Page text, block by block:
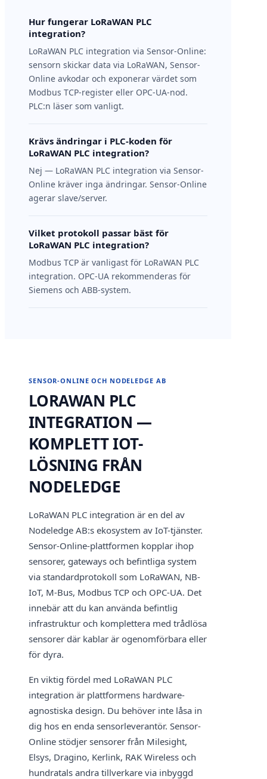
Hur fungerar LoRaWAN PLC
integration?
LoRaWAN PLC integration via Sensor-Online:
sensorn skickar data via LoRaWAN, Sensor-
Online avkodar och exponerar värdet som
Modbus TCP-register eller OPC-UA-nod.
PLC:n läser som vanligt.
Krävs ändringar i PLC-koden för
LoRaWAN PLC integration?
Nej — LoRaWAN PLC integration via Sensor-
Online kräver inga ändringar. Sensor-Online
agerar slave/server.
Vilket protokoll passar bäst för
LoRaWAN PLC integration?
Modbus TCP är vanligast för LoRaWAN PLC
integration. OPC-UA rekommenderas för
Siemens och ABB-system.
SENSOR-ONLINE OCH NODELEDGE AB
LORAWAN PLC
INTEGRATION —
KOMPLETT IOT-
LÖSNING FRÅN
NODELEDGE
LoRaWAN PLC integration är en del av
Nodeledge AB:s ekosystem av IoT-tjänster.
Sensor-Online-plattformen kopplar ihop
sensorer, gateways och befintliga system
via standardprotokoll som LoRaWAN, NB-
IoT, M-Bus, Modbus TCP och OPC-UA. Det
innebär att du kan använda befintlig
infrastruktur och komplettera med trådlösa
sensorer där kablar är ogenomförbara eller
för dyra.
En viktig fördel med LoRaWAN PLC
integration är plattformens hardware-
agnostiska design. Du behöver inte låsa in
dig hos en enda sensorleverantör. Sensor-
Online stödjer sensorer från Milesight,
Elsys, Dragino, Kerlink, RAK Wireless och
hundratals andra tillverkare via inbyggd